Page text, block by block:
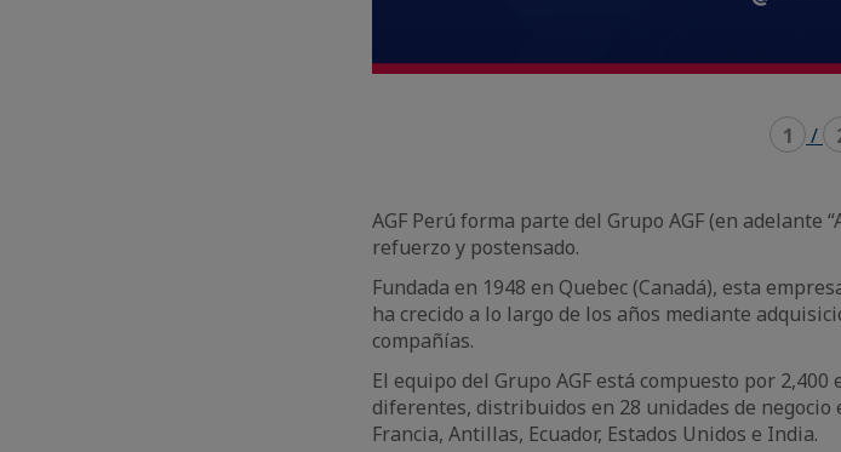
1 /
AGF Perú forma parte del Grupo AGF (en adelante
refuerzo y postensado.
Fundada en 1948 en Quebec (Canadá), esta
ha crecido a lo largo de los años mediante
compañías.
El equipo del Grupo AGF está compuesto por
diferentes, distribuidos en 28 unidades de negocio
Francia, Antillas, Ecuador, Estados Unidos e India.